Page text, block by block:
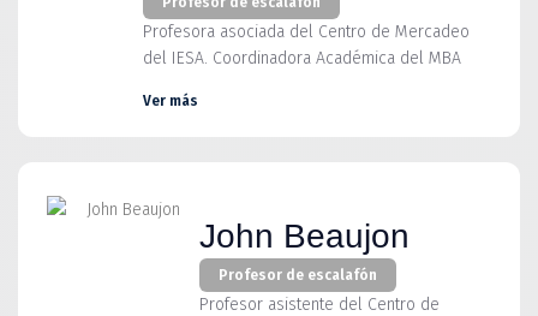
Profesora asociada del Centro de Mercadeo
del IESA. Coordinadora Académica del MBA
Ver más
John Beaujon
Profesor de escalafón
Profesor asistente del Centro de